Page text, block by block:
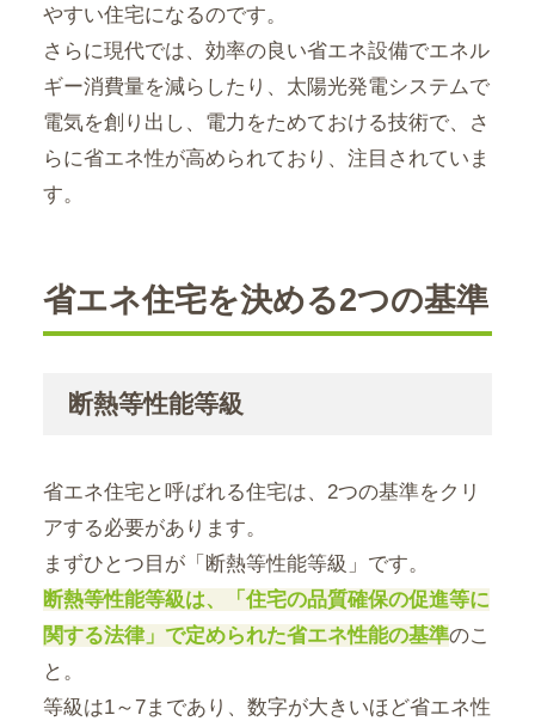
やすい住宅になるのです。
さらに現代では、効率の良い省エネ設備でエネル
ギー消費量を減らしたり、太陽光発電システムで
電気を創り出し、電力をためておける技術で、さ
らに省エネ性が高められており、注目されていま
す。
省エネ住宅を決める2つの基準
断熱等性能等級
省エネ住宅と呼ばれる住宅は、2つの基準をクリ
アする必要があります。
まずひとつ目が「断熱等性能等級」です。
断熱等性能等級は、「住宅の品質確保の促進等に
関する法律」で定められた省エネ性能の基準のこ
と。
等級は1～7まであり、数字が大きいほど省エネ性